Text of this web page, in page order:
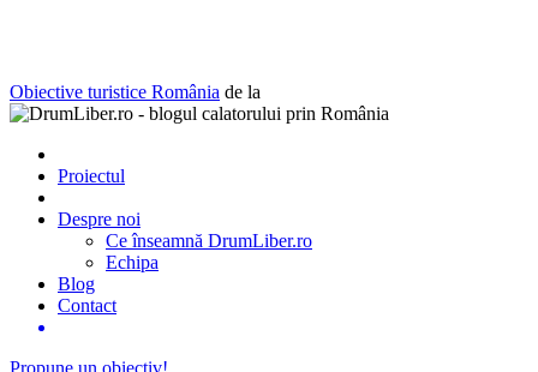
Obiective turistice România de la
Proiectul
Despre noi
Ce înseamnă DrumLiber.ro
Echipa
Blog
Contact
Propune un obiectiv!